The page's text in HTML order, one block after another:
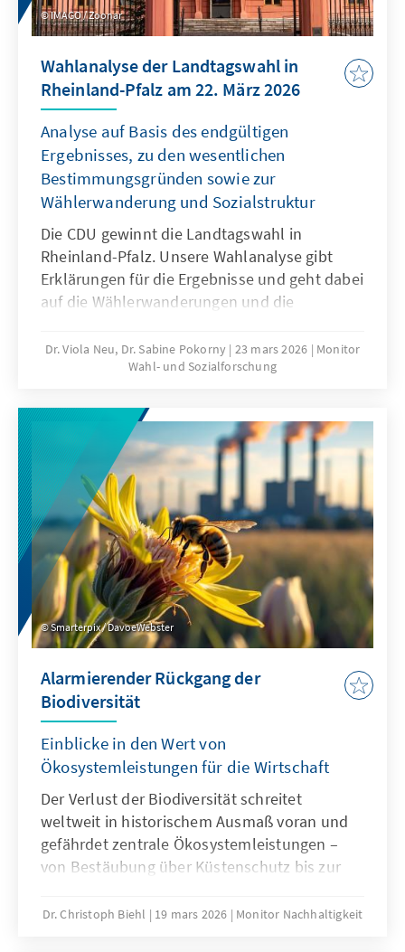
IMAGO / Zoonar
Wahlanalyse der Landtagswahl in
Rheinland-Pfalz am 22. März 2026
Analyse auf Basis des endgültigen
Ergebnisses, zu den wesentlichen
Bestimmungsgründen sowie zur
Wählerwanderung und Sozialstruktur
Die CDU gewinnt die Landtagswahl in
Rheinland-Pfalz. Unsere Wahlanalyse gibt
Erklärungen für die Ergebnisse und geht dabei
auf die Wählerwanderungen und die
Ausgehend von den Wahltagsbefragungen
und Umfragen im Vorfeld wird u.a. die
Spitzenpersonal, Parteikompetenzen sowie
politischen Themen für das Wahlergebnis
erläutert.
Dr. Viola Neu, Dr. Sabine Pokorny 23 mars 2026
Monitor
Wahl- und Sozialforschung
Smarterpix / DavoeWebster
Alarmierender Rückgang der
Biodiversität
Einblicke in den Wert von
Ökosystemleistungen für die Wirtschaft
Der Verlust der Biodiversität schreitet
weltweit in historischem Ausmaß voran und
gefährdet zentrale Ökosystemleistungen –
von Bestäubung über Küstenschutz bis zur
gehören zu den maßgeblichen Treibern des
Dr. Christoph Biehl 19 mars 2026 Monitor Nachhaltigkeit